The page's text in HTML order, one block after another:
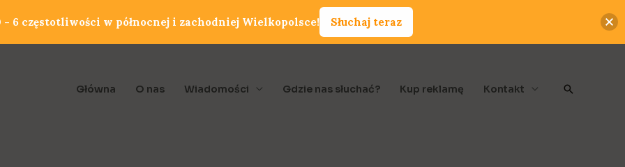
Główna O nas Wiadomości Gdzie nas słuchać? Kup reklamę Kontakt Szukaj
6 częstotliwości w północnej i zachodniej Wielkopolsce! Słuchaj teraz